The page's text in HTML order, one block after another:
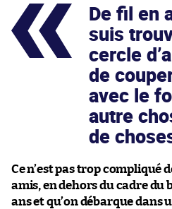
De fil en
suis
cercle
de
avec le
autre
de
Ce n’est pas trop compliqué
amis, en dehors du cadre du
ans et qu’on débarque dans